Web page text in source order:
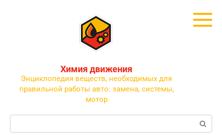
Химия движения
Энциклопедия веществ, необходимых для
правильной работы авто: замена, системы,
мотор
Поиск: